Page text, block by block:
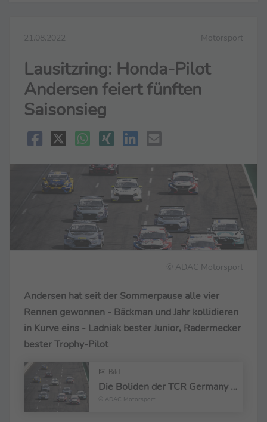
21.08.2022 Motorsport
Lausitzring: Honda-Pilot
Andersen feiert fünften
Saisonsieg
© ADAC Motorsport
Andersen hat seit der Sommerpause alle vier
Rennen gewonnen - Bäckman und Jahr kollidieren
in Kurve eins - Ladniak bester Junior, Radermecker
bester Trophy-Pilot
Bild
Die Boliden der TCR Germany fahren in die erste Kurve auf dem DEKRA Lausitzring
© ADAC Motorsport